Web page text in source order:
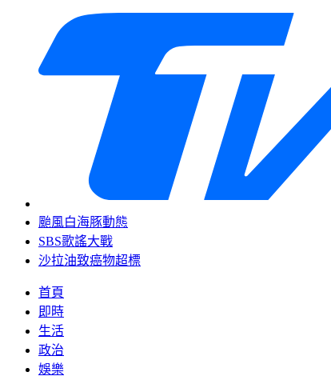
颱風白海豚動態
SBS歌謠大戰
沙拉油致癌物超標
首頁
即時
生活
政治
娛樂